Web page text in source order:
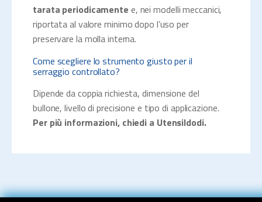
tarata periodicamente e, nei modelli meccanici,
riportata al valore minimo dopo l’uso per
preservare la molla interna.
Come scegliere lo strumento giusto per il
serraggio controllato?
Dipende da coppia richiesta, dimensione del
bullone, livello di precisione e tipo di applicazione.
Per più informazioni, chiedi a Utensildodi.